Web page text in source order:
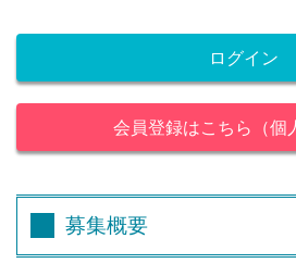
ログイン
会員登録はこちら（個
募集概要